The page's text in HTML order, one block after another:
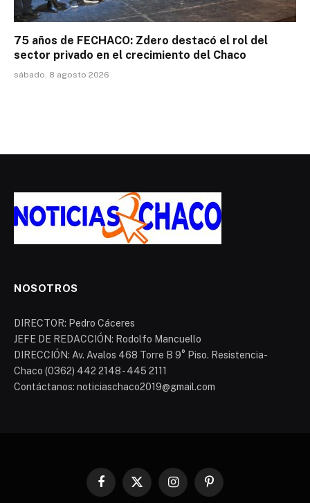
75 años de FECHACO: Zdero destacó el rol del
sector privado en el crecimiento del Chaco
sábado, 8 agosto 2026
NOSOTROS
DIRECTOR: Pedro Cáceres
JEFE DE REDACCIÓN: Rodolfo Mancuello
DIRECCIÓN: Av. Avalos 468 Torre B 9° Piso. Resistencia-
Chaco (0362) 442 2148 - 445 2111
Contáctanos: noticiaschaco2019@gmail.com
Facebook
X
InstagramPinterest